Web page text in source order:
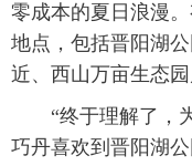
零成本的夏日浪漫
地点，包括晋阳湖
近、西山万亩生态园
“终于理解了，为
巧丹喜欢到晋阳湖